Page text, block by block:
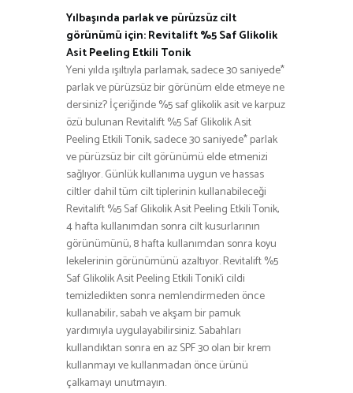
Yılbaşında parlak ve pürüzsüz cilt
görünümü için: Revitalift %5 Saf Glikolik
Asit Peeling Etkili Tonik
Yeni yılda ışıltıyla parlamak, sadece 30 saniyede*
parlak ve pürüzsüz bir görünüm elde etmeye ne
dersiniz? İçeriğinde %5 saf glikolik asit ve karpuz
özü bulunan Revitalift %5 Saf Glikolik Asit
Peeling Etkili Tonik, sadece 30 saniyede* parlak
ve pürüzsüz bir cilt görünümü elde etmenizi
sağlıyor. Günlük kullanıma uygun ve hassas
ciltler dahil tüm cilt tiplerinin kullanabileceği
Revitalift %5 Saf Glikolik Asit Peeling Etkili Tonik,
4 hafta kullanımdan sonra cilt kusurlarının
görünümünü, 8 hafta kullanımdan sonra koyu
lekelerinin görünümünü azaltıyor. Revitalift %5
Saf Glikolik Asit Peeling Etkili Tonik’i cildi
temizledikten sonra nemlendirmeden önce
kullanabilir, sabah ve akşam bir pamuk
yardımıyla uygulayabilirsiniz. Sabahları
kullandıktan sonra en az SPF 30 olan bir krem
kullanmayı ve kullanmadan önce ürünü
çalkamayı unutmayın.